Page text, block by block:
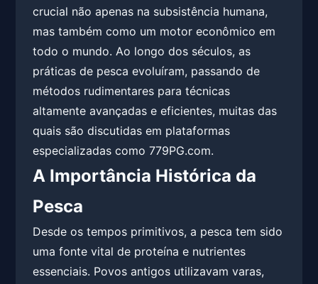
crucial não apenas na subsistência humana,
mas também como um motor econômico em
todo o mundo. Ao longo dos séculos, as
práticas de pesca evoluíram, passando de
métodos rudimentares para técnicas
altamente avançadas e eficientes, muitas das
quais são discutidas em plataformas
especializadas como 779PG.com.
A Importância Histórica da
Pesca
Desde os tempos primitivos, a pesca tem sido
uma fonte vital de proteína e nutrientes
essenciais. Povos antigos utilizavam varas,